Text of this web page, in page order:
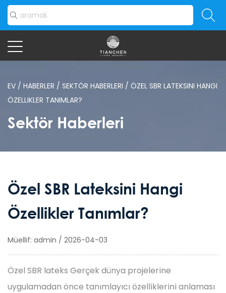
EV / HABERLER / SEKTÖR HABERLERI / ÖZEL SBR LATEKSINI HANGI
ÖZELLIKLER TANIMLAR?
Sektör Haberleri
Özel SBR Lateksini Hangi
Özellikler Tanımlar?
Müellif: admin / 2026-04-03
Özel SBR lateks Gerçek dünya projelerine
uygulamadan önce tanımlayıcı özelliklerini anlaması